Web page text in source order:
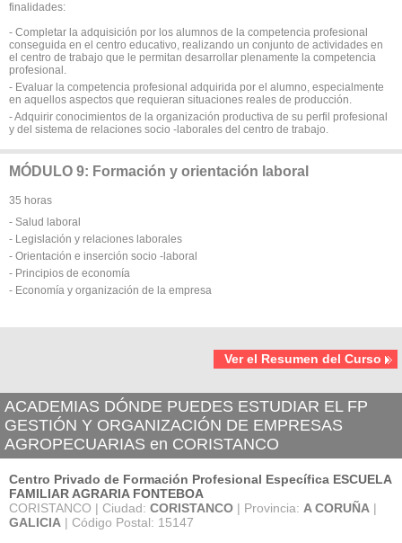
finalidades:
- Completar la adquisición por los alumnos de la competencia profesional
conseguida en el centro educativo, realizando un conjunto de actividades en
el centro de trabajo que le permitan desarrollar plenamente la competencia
profesional.
- Evaluar la competencia profesional adquirida por el alumno, especialmente
en aquellos aspectos que requieran situaciones reales de producción.
- Adquirir conocimientos de la organización productiva de su perfil profesional
y del sistema de relaciones socio -laborales del centro de trabajo.
MÓDULO 9: Formación y orientación laboral
35 horas
- Salud laboral
- Legislación y relaciones laborales
- Orientación e inserción socio -laboral
- Principios de economía
- Economía y organización de la empresa
Ver el Resumen del Curso
ACADEMIAS DÓNDE PUEDES ESTUDIAR EL FP
GESTIÓN Y ORGANIZACIÓN DE EMPRESAS
AGROPECUARIAS en CORISTANCO
Centro Privado de Formación Profesional Específica ESCUELA
FAMILIAR AGRARIA FONTEBOA
CORISTANCO | Ciudad: CORISTANCO | Provincia: A CORUÑA |
GALICIA | Código Postal: 15147